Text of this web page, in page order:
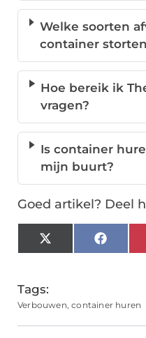
Welke soorten
container
Hoe bereik ik
vragen?
Is container
mijn buurt?
Goed artikel? Deel
X
(Twitter)
Tags:
Verbouwen,container huren